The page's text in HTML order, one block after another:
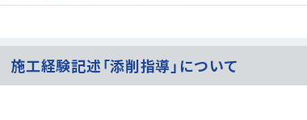
施工経験記述「添削指導」について